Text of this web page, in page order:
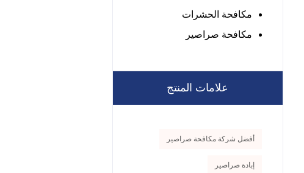
مكافحة الحشرات
مكافحة صراصير
علامات المنتج
أفضل شركة مكافحة صراصير
إبادة صراصير